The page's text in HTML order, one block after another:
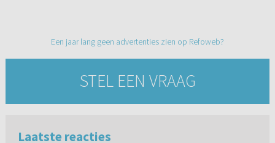
Een jaar lang geen advertenties zien op Refoweb?
STEL EEN VRAAG
Laatste reacties